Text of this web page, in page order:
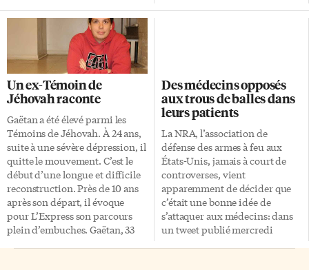
pas en inscrivant son onzième
but de la saison (2-0). Adrian
Kempe a réduit le score en
milieu de première période (2-
1) pour les Kings. Or, dès le
début de la seconde période les
Leafs ont entériné leur succès
en prenant quatre buts d’avance
sur leurs adversaires du soir.
Morgan Rielly […]
Évidemment, parce que Trump
l’adopte, «nationaliste» devient
automatiquement synonyme
de «raciste» ou de
«suprémaciste» pour ses
détracteurs. Pas péjoratif
«Nationaliste» n’est pas
péjoratif dans la francophonie
canadienne: c’est même […]
Un ex-Témoin de
Jéhovah raconte
Gaëtan a été élevé parmi les
Témoins de Jéhovah. À 24 ans,
suite à une sévère dépression, il
quitte le mouvement. C’est le
début d’une longue et difficile
reconstruction. Près de 10 ans
après son départ, il évoque
pour L’Express son parcours
plein d’embuches. Gaëtan, 33
Des médecins opposés
aux trous de balles dans
leurs patients
La NRA, l’association de
défense des armes à feu aux
États-Unis, jamais à court de
controverses, vient
apparemment de décider que
c’était une bonne idée de
s’attaquer aux médecins: dans
un tweet publié mercredi